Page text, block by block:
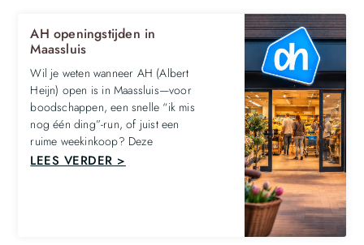
AH openingstijden in
Maassluis
Wil je weten wanneer AH (Albert
Heijn) open is in Maassluis—voor
boodschappen, een snelle “ik mis
nog één ding”-run, of juist een
ruime weekinkoop? Deze
LEES VERDER >